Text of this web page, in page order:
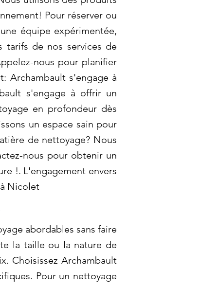
Pour réserver ou
équipe expérimentée,
tarifs de nos services de
nous pour planifier
Archambault s'engage à
s'engage à offrir un
en profondeur dès
un espace sain pour
de nettoyage? Nous
nous pour obtenir un
!. L'engagement envers
Nicolet
abordables sans faire
la taille ou la nature de
Choisissez Archambault
Pour un nettoyage